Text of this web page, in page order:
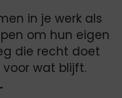
in je werk als
om hun eigen
die recht doet
wat blijft.